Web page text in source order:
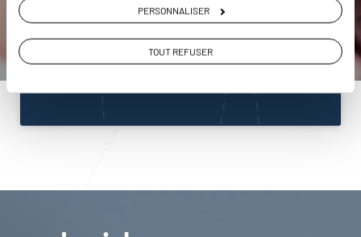
PERSONNALISER
TOUT REFUSER
Construisez votre voyage avec un spécialiste Brésil
01 86 95 65 07